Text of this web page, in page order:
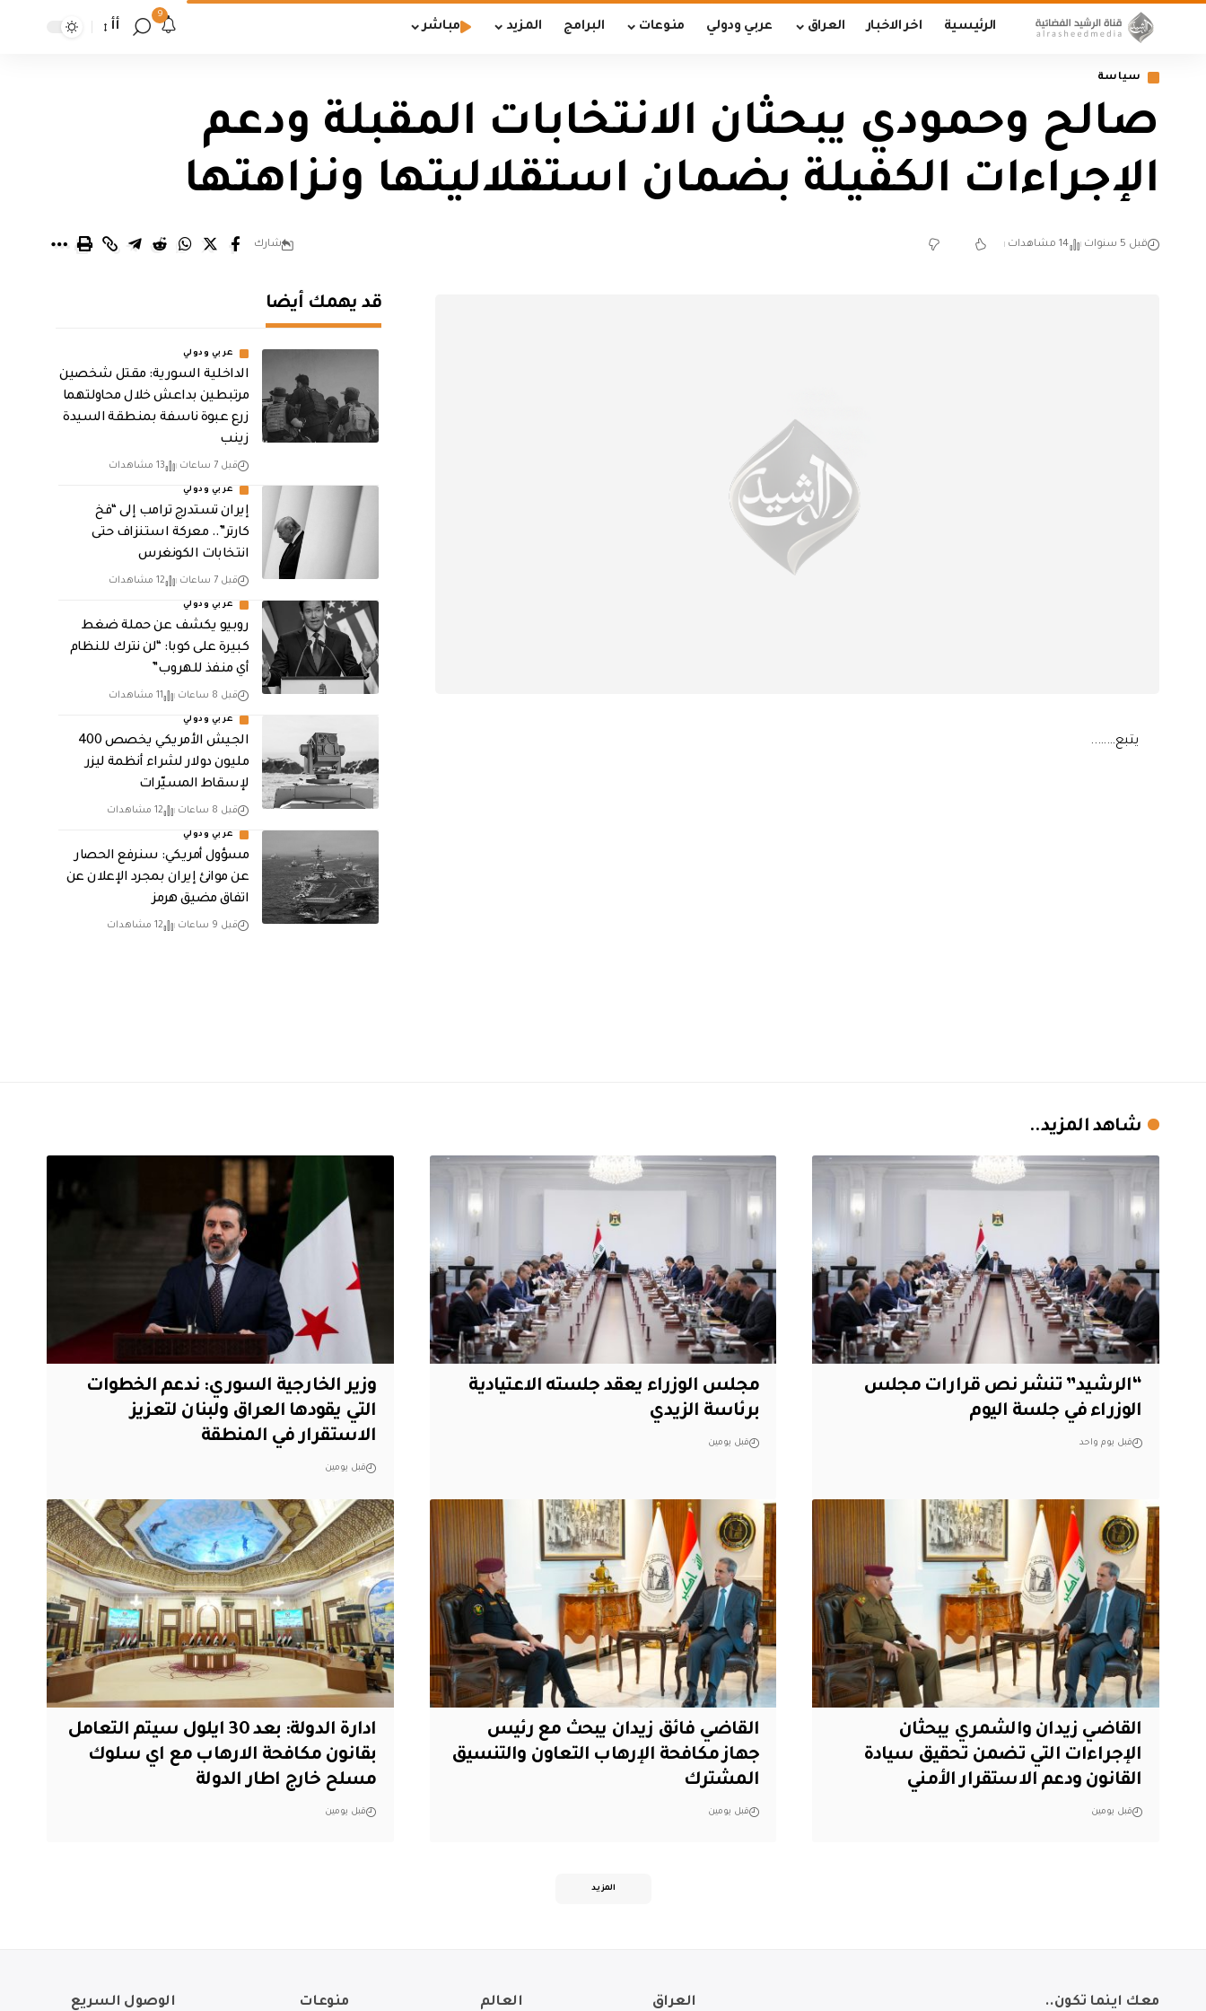
الرئيسية اخر الاخبار العراق عربي ودولي منوعات البرامج المزيد مباشر
9
أأ
سياسة
صالح وحمودي يبحثان الانتخابات المقبلة ودعم
الإجراءات الكفيلة بضمان استقلاليتها ونزاهتها
قبل 5 سنوات 14 مشاهدات شارك
يتبع……..
قد يهمك أيضا
عربي ودولي
الداخلية السورية: مقتل شخصين
مرتبطين بداعش خلال محاولتهما
زرع عبوة ناسفة بمنطقة السيدة
زينب
قبل 7 ساعات 13 مشاهدات
عربي ودولي
إيران تستدرج ترامب إلى “فخ
كارتر”.. معركة استنزاف حتى
انتخابات الكونغرس
قبل 7 ساعات 12 مشاهدات
عربي ودولي
روبيو يكشف عن حملة ضغط
كبيرة على كوبا: “لن نترك للنظام
أي منفذ للهروب”
قبل 8 ساعات 11 مشاهدات
عربي ودولي
الجيش الأمريكي يخصص 400
مليون دولار لشراء أنظمة ليزر
لإسقاط المسيّرات
قبل 8 ساعات 12 مشاهدات
عربي ودولي
مسؤول أمريكي: سنرفع الحصار
عن موانئ إيران بمجرد الإعلان عن
اتفاق مضيق هرمز
قبل 9 ساعات 12 مشاهدات
شاهد المزيد..
“الرشيد” تنشر نص قرارات مجلس
الوزراء في جلسة اليوم
قبل يوم واحد
مجلس الوزراء يعقد جلسته الاعتيادية
برئاسة الزيدي
قبل يومين
وزير الخارجية السوري: ندعم الخطوات
التي يقودها العراق ولبنان لتعزيز
الاستقرار في المنطقة
قبل يومين
القاضي زيدان والشمري يبحثان
الإجراءات التي تضمن تحقيق سيادة
القانون ودعم الاستقرار الأمني
قبل يومين
القاضي فائق زيدان يبحث مع رئيس
جهاز مكافحة الإرهاب التعاون والتنسيق
المشترك
قبل يومين
ادارة الدولة: بعد 30 ايلول سيتم التعامل
بقانون مكافحة الارهاب مع اي سلوك
مسلح خارج اطار الدولة
قبل يومين
المزيد
معك اينما تكون.. العراق العالم منوعات الوصول السريع